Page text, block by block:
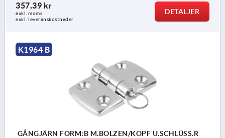
357,39 kr
exkl. moms
exkl. leveranskostnader
DETALJER
K1964 B
GÅNGJÄRN FORM:B M.BOLZEN/KOPF U.SCHLÜSS.R